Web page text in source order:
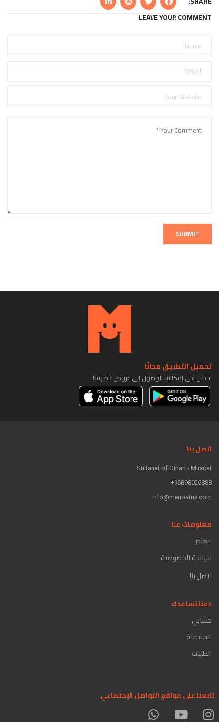
LEAVE YOUR COMMENT
SUBMIT
تحميل التطبيق مجانًا
احصل على إمكانية الوصول إلى عروض حصرية!
اتصل بنا
Sultanat of Oman - Muscat
96898026888+
info@menbatna.com
معلومات عنا
المتجر
سياسة الخصوصية
اتصل بنا
دعنا نساعدك
حسابي
المفضلة
الطلبات
تابعنا على مواقع التواصل الإجتماعي